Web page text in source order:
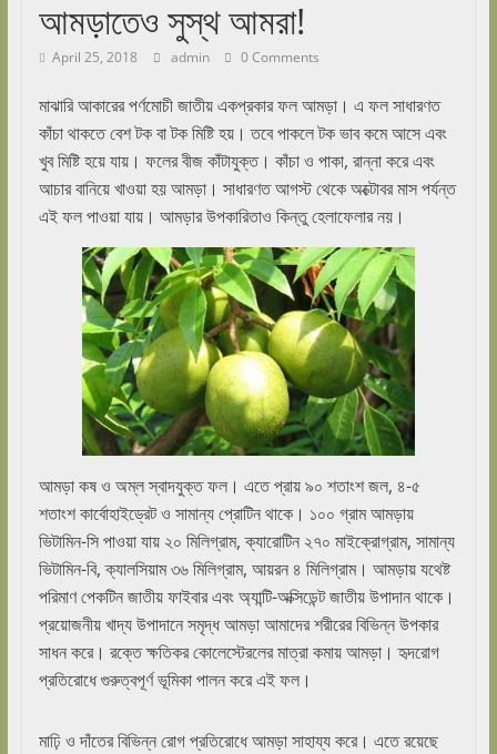
আমড়াতেও সুস্থ আমরা!
April 25, 2018 admin 0 Comments
মাঝারি আকারের পর্ণমোচী জাতীয় একপ্রকার ফল আমড়া। এ ফল সাধারণত
কাঁচা থাকতে বেশ টক বা টক মিষ্টি হয়। তবে পাকলে টক ভাব কমে আসে এবং
খুব মিষ্টি হয়ে যায়। ফলের বীজ কাঁটাযুক্ত। কাঁচা ও পাকা, রান্না করে এবং
আচার বানিয়ে খাওয়া হয় আমড়া। সাধারণত আগস্ট থেকে অক্টোবর মাস পর্যন্ত
এই ফল পাওয়া যায়। আমড়ার উপকারিতাও কিন্তু হেলাফেলার নয়।
আমড়া কষ ও অম্ল স্বাদযুক্ত ফল। এতে প্রায় ৯০ শতাংশ জল, ৪-৫
শতাংশ কার্বোহাইড্রেট ও সামান্য প্রোটিন থাকে। ১০০ গ্রাম আমড়ায়
ভিটামিন-সি পাওয়া যায় ২০ মিলিগ্রাম, ক্যারোটিন ২৭০ মাইক্রোগ্রাম, সামান্য
ভিটামিন-বি, ক্যালসিয়াম ৩৬ মিলিগ্রাম, আয়রন ৪ মিলিগ্রাম। আমড়ায় যথেষ্ট
পরিমাণ পেকটিন জাতীয় ফাইবার এবং অ্যান্টি-অক্সিডেন্ট জাতীয় উপাদান থাকে।
প্রয়োজনীয় খাদ্য উপাদানে সমৃদ্ধ আমড়া আমাদের শরীরের বিভিন্ন উপকার
সাধন করে। রক্তে ক্ষতিকর কোলেস্টেরলের মাত্রা কমায় আমড়া। হৃদরোগ
প্রতিরোধে গুরুত্বপূর্ণ ভূমিকা পালন করে এই ফল।
মাঢ়ি ও দাঁতের বিভিন্ন রোগ প্রতিরোধে আমড়া সাহায্য করে। এতে রয়েছে